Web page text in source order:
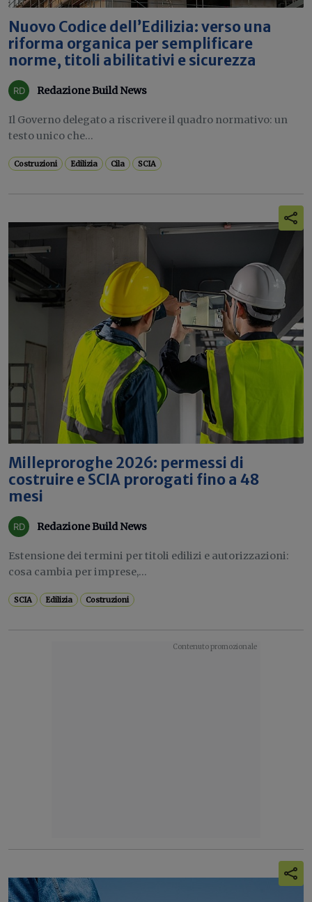
Nuovo Codice dell’Edilizia: verso una
riforma organica per semplificare
norme, titoli abilitativi e sicurezza
Redazione Build News
Il Governo delegato a riscrivere il quadro normativo: un
testo unico che...
Costruzioni Edilizia Cila SCIA
Milleproroghe 2026: permessi di
costruire e SCIA prorogati fino a 48
mesi
Redazione Build News
Estensione dei termini per titoli edilizi e autorizzazioni:
cosa cambia per imprese,...
SCIA Edilizia Costruzioni